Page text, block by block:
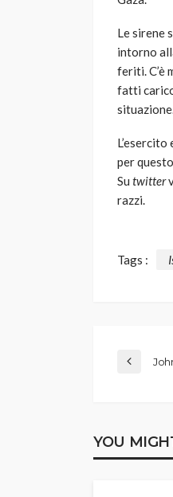
Le sirene
intorno
feriti. C’è
fatti
per
Su twitter
razzi.
Tags :
YOU